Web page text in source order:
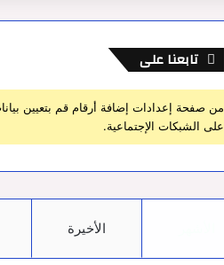
تابعنا على
من صفحة إعدادات إضافة أرقام قم بتعيين
على الشبكات الإجتماعية.
الأخيرة